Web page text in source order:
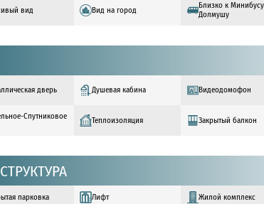
вид Вид на город
Близко к
Долмушу
дверь Душевая кабина Видеодомофон
Спутниковое
Теплоизоляция Закрытый балкон
парковка Лифт Жилой комплекс